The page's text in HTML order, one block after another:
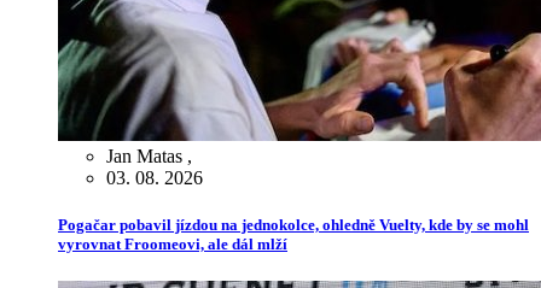
Jan Matas ,
03. 08. 2026
Pogačar pobavil jízdou na jednokolce, ohledně Vuelty, kde by se mohl
vyrovnat Froomeovi, ale dál mlží